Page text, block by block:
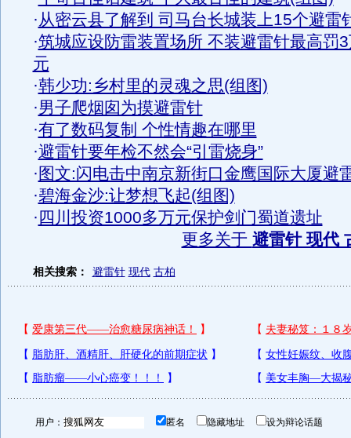
·从密云县了解到 司马台长城装上15个避雷
·筑城应设防雷装置场所 不装避雷针最高罚
元
·韩少功:乡村里的灵魂之思(组图)
·男子爬烟囱为摸避雷针
·有了数码复制 个性情趣在哪里
·避雷针要年检不然会“引雷烧身”
· 图文:闪电击中南京新街口金鹰国际大厦避
·碧海金沙:让梦想飞起(组图)
·四川投资1000多万元保护剑门蜀道遗址
更多关于 避雷针 现代
相关搜索： 避雷针 现代 古柏
用户： 匿名 隐藏地址 设为辩论话题